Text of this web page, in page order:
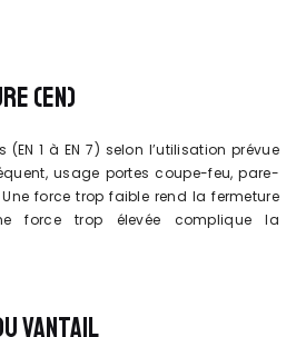
(EN)
(EN 1 à EN 7) selon l’utilisation prévue
usage portes coupe-feu, pare-
force trop faible rend la fermeture
force trop élevée complique la
VANTAIL